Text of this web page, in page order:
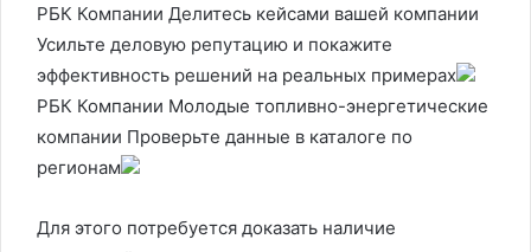
РБК Компании Делитесь кейсами вашей компании
Усильте деловую репутацию и покажите
эффективность решений на реальных примерах
РБК Компании Молодые топливно-энергетические
компании Проверьте данные в каталоге по
регионам
Для этого потребуется доказать наличие